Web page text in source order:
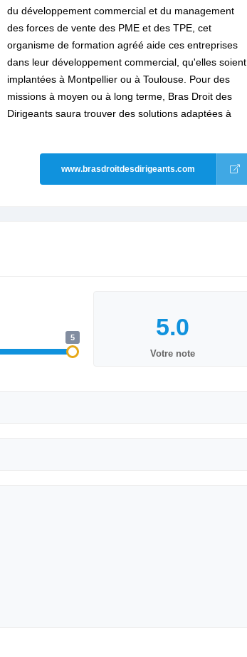
du développement commercial et du management
des forces de vente des PME et des TPE, cet
organisme de formation agréé aide ces entreprises
dans leur développement commercial, qu'elles soient
implantées à Montpellier ou à Toulouse. Pour des
missions à moyen ou à long terme, Bras Droit des
Dirigeants saura trouver des solutions adaptées à
www.brasdroitdesdirigeants.com
5
Votre note